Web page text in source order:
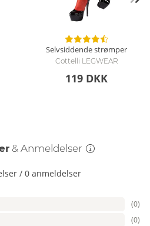
Selvsiddende strømper
Cottelli LEGWEAR
119 DKK
& Anmeldelser
/ 0 anmeldelser
(0)
(0)